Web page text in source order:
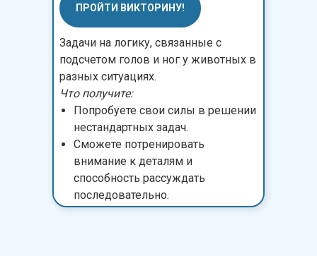
Задачи на логику, связанные с
подсчетом голов и ног у животных в
разных ситуациях.
Что получите:
Попробуете свои силы в решении
нестандартных задач.
Сможете потренировать
внимание к деталям и
способность рассуждать
последовательно.
ПРОЙТИ ВИКТОРИНУ!